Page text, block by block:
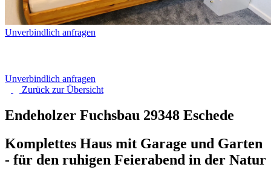
Unverbindlich anfragen
Unverbindlich anfragen
Zurück zurÜbersicht
Endeholzer Fuchsbau 29348 Eschede
Komplettes Haus mit Garage und Garten
- für den ruhigen Feierabend in der Natur